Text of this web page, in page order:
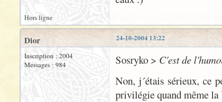
Hors ligne
24-10-2004 13:22
Dior
Inscription : 2004
Messages : 984
Sosryko > C'est de
Non, j´étais sérieux, ce
privilégie quand même la